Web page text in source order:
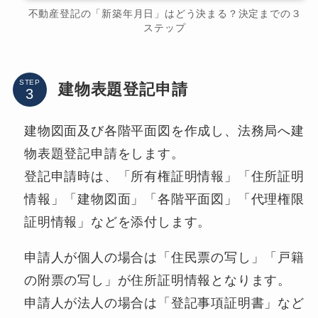
不動産登記の「新築年月日」はどう決まる？決定までの３
ステップ
STEP 建物表題登記申請
建物図面及び各階平面図を作成し、法務局へ建
物表題登記申請をします。
登記申請時は、「所有権証明情報」「住所証明
情報」「建物図面」「各階平面図」「代理権限
証明情報」などを添付します。
申請人が個人の場合は「住民票の写し」「戸籍
の附票の写し」が住所証明情報となります。
申請人が法人の場合は「登記事項証明書」など